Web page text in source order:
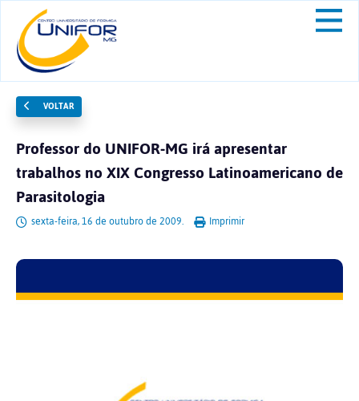
VOLTAR
Professor do UNIFOR-MG irá apresentar
trabalhos no XIX Congresso Latinoamericano de
Parasitologia
sexta-feira, 16 de outubro de 2009. Imprimir